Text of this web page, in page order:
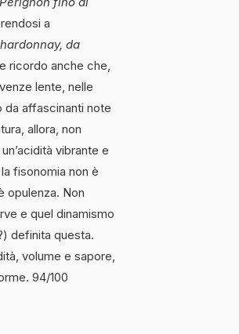
a
da
e ricordo anche che,
lente, nelle
da affascinanti note
allora, non
vibrante e
fisonomia non è
opulenza. Non
e quel dinamismo
definita questa.
volume e sapore,
94/100